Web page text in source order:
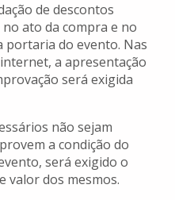
de descontos
ato da compra e no
portaria do evento. Nas
a apresentação
será exigida
não sejam
a condição do
será exigido o
valor dos mesmos.